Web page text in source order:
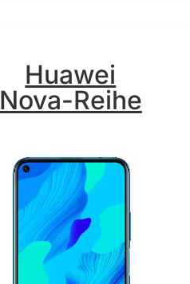
Huawei
Nova-Reihe